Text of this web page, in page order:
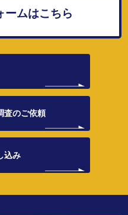
ームはこちら
査のご依頼
込み